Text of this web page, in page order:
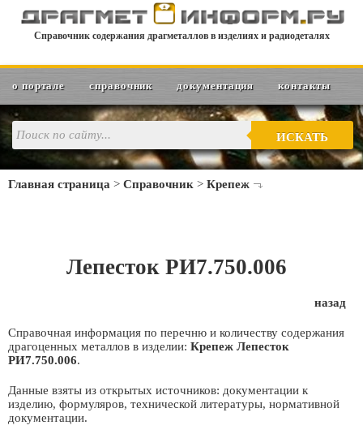
Справочник содержания драгметаллов в изделиях и радиодеталях
о портале справочник документация контакты
ИСКАТЬ
Главная страница > Справочник > Крепеж
Лепесток РИ7.750.006
назад
Справочная информация по перечню и количеству содержания
драгоценных металлов в изделии: Крепеж Лепесток
РИ7.750.006.
Данные взяты из открытых источников: документации к
изделию, формуляров, технической литературы, нормативной
документации.